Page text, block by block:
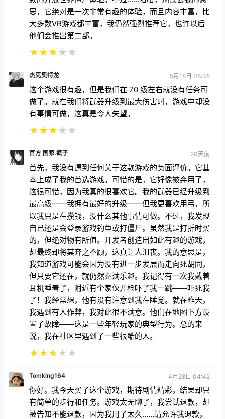
思，它绝对是一次非常有趣的体验，而且内容丰富，比
大多数VR游戏都丰富，我仍然强烈推荐它，也许以后
他们会推出第二部。
★★★★ ★
杰克奥特龙 5月18日 08:38
这个游戏很有趣，但是我们在 70 级左右就没有任务可
做了。就在我们将武器升级到最大伤害时，游戏中却没
有事情可做，这真是令人失望。
★★★★ ★
官方.国家.疯子 20天前
首先，我没有遇到任何关于这款游戏的负面评价。它基
本上成了我的首选游戏。可惜的是，它好像被弃用了，
这很可惜，因为我真的很喜欢它。我的武器已经升级到
最高级——我拥有最好的升级——但我更喜欢用弓，所
以我只是在攒钱，没什么其他事情可做。不过，我发现
自己还是会登录游戏钓鱼或打僵尸。虽然我是打折时买
的，但绝对物有所值。开发者创造出如此有趣的游戏，
却最终却将其弃之不顾，这真让人沮丧。我的意思是，
我知道游戏可能会因为没有进一步发展而走向死胡同，
但只要它还在，就仍然充满乐趣。我记得有一次我戴着
耳机睡着了，附近有个家伙开枪吓了我一跳——吓死我
了！我经常想，他有没有注意到我在睡觉。就在昨天，
我遇到有人作弊，我对此很不满意。他们在地图下方设
置了故障——这是一些年轻玩家的典型行为。总的来
说，我在社区里遇到了一些很酷的人。
★★★★ ★
Tomking164 4月28日 04:42
你好。我今天买了这个游戏，期待剧情精彩，结果却只
有简单的步行和任务。游戏太无聊了，我尝试退款，却
被告知不能退款，因为我用了太久……请允许我退款，